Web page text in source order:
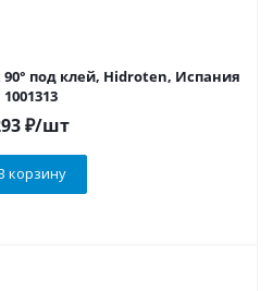
под клей, Hidroten, Испания
1001313
₽/шт
корзину